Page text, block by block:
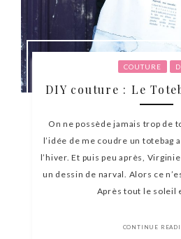
COUTURE
DIY couture : Le
On ne possède jamais trop de
l’idée de me coudre un totebag
l’hiver. Et puis peu après,
un dessin de narval. Alors ce
Après tout le soleil
CONTINUE